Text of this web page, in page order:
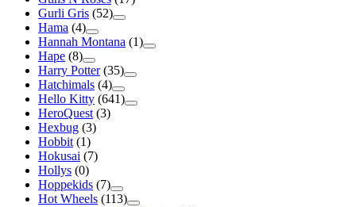
Gurli Gris (52)
Hama (4)
Hannah Montana (1)
Hape (8)
Harry Potter (35)
Hatchimals (4)
Hello Kitty (641)
HeroQuest (3)
Hexbug (3)
Hobbit (1)
Hokusai (7)
Hollys (0)
Hoppekids (7)
Hot Wheels (113)